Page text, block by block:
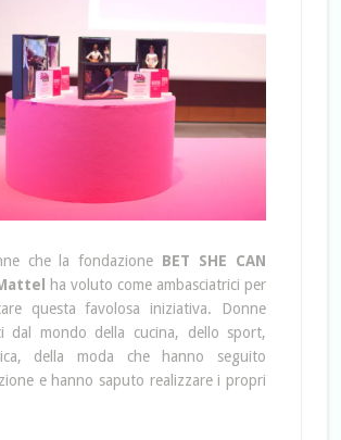
che la fondazione BET SHE CAN
ha voluto come ambasciatrici per
questa favolosa iniziativa. Donne
dal mondo della cucina, dello sport,
della moda che hanno seguito
e hanno saputo realizzare i propri